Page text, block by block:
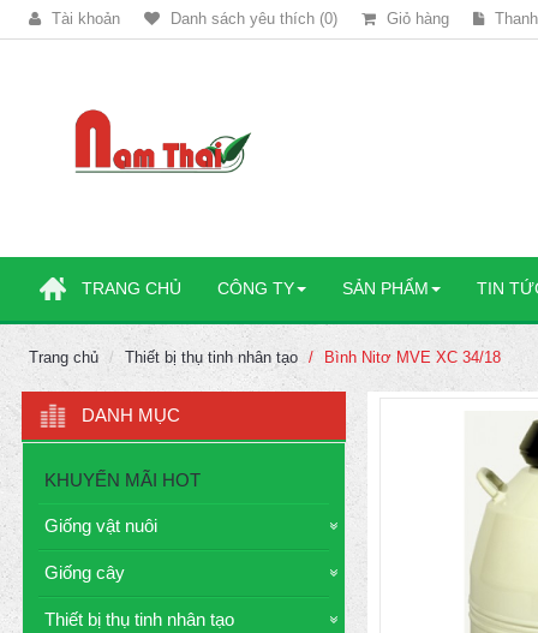
Tài khoản Danh sách yêu thích (0) Giỏ hàng
TRANG CHỦ CÔNG TY SẢN PHẨM TIN
Trang chủ Thiết bị thụ tinh nhân tạo Bình Nitơ MVE XC 34/18
DANH MỤC
KHUYẾN MÃI HOT
Giống vật nuôi
Giống cây
Thiết bị thụ tinh nhân tạo